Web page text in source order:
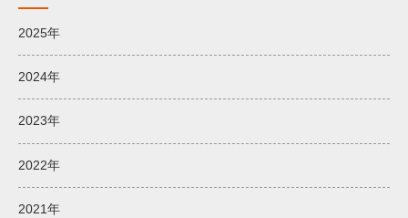
2025年
2024年
2023年
2022年
2021年